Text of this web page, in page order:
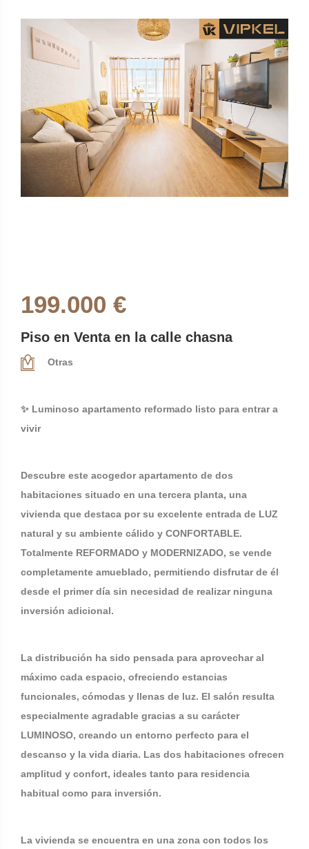
199.000 €
Piso en Venta en la calle chasna
Otras
✨ Luminoso apartamento reformado listo para entrar a
vivir
Descubre este acogedor apartamento de dos
habitaciones situado en una tercera planta, una
vivienda que destaca por su excelente entrada de LUZ
natural y su ambiente cálido y CONFORTABLE.
Totalmente REFORMADO y MODERNIZADO, se vende
completamente amueblado, permitiendo disfrutar de él
desde el primer día sin necesidad de realizar ninguna
inversión adicional.
La distribución ha sido pensada para aprovechar al
máximo cada espacio, ofreciendo estancias
funcionales, cómodas y llenas de luz. El salón resulta
especialmente agradable gracias a su carácter
LUMINOSO, creando un entorno perfecto para el
descanso y la vida diaria. Las dos habitaciones ofrecen
amplitud y confort, ideales tanto para residencia
habitual como para inversión.
La vivienda se encuentra en una zona con todos los